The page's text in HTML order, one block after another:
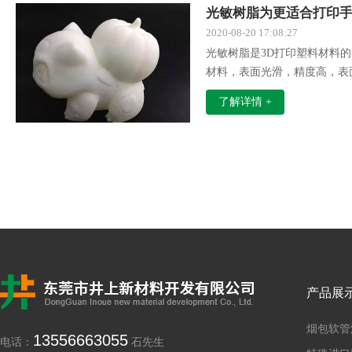
光敏树脂为更适合打印
2020-08-20 17:08:27
光敏树脂是3D打印塑料材料
材料，表面光滑，精度高，
以，光敏树脂非常适合打印手
了解详情 +
电话： 13556663055 石先生
产品展
烟包软